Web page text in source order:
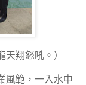
天翔怒吼。）
風範，一入水中